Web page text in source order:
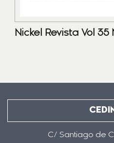
Nickel Revista Vol
C/ Santiago de